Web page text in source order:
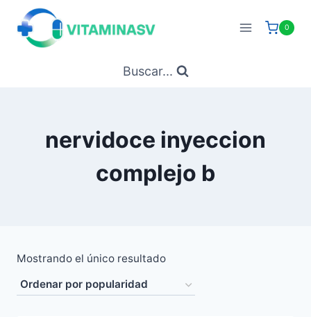
Saltar
contenido
0
Buscar...
nervidoce inyeccion
complejo b
Mostrando el único resultado